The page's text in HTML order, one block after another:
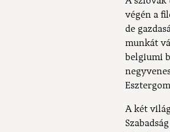
végén a
de
munkát
belgiumi
A két